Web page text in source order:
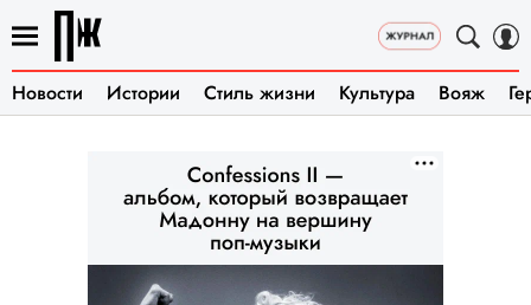
Новости Истории Стиль жизни Культура Вояж